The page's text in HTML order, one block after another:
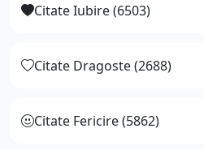
Citate Iubire (6503)
Citate Dragoste (2688)
Citate Fericire (5862)